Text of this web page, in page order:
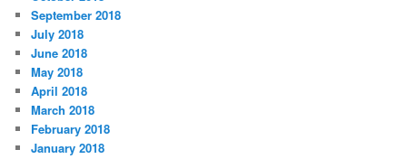
September 2018
July 2018
June 2018
May 2018
April 2018
March 2018
February 2018
January 2018